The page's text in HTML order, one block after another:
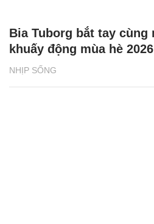
NHỊP SỐNG
Bia Tuborg bắt tay cùng
khuấy động mùa hè 2026